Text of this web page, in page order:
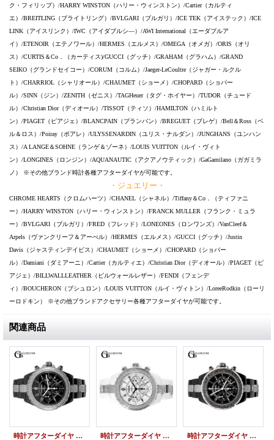
ク・フィリップ）/HARRY WINSTON（ハリー・ウィンストン）/Cartier（カルティ
エ）/BREITLING（ブライトリング）/BVLGARI（ブルガリ）/ICE TEK（アイステック）/ICE
LINK（アイスリンク）/IWC（アイダブルシ―）/AWI International（エーダブルア
イ）/ETENOIR（エテノワール）/HERMES（エルメス）/OMEGA（オメガ）/ORIS（オリ
ス）/CURTIS＆Co．（カーティス)/GUCCI（グッチ）/GRAHAM（グラハム）/GRAND
SEIKO（グランドセイコー）/CORUM（コルム）/Jaeger-LeCoultre（ジャガー・ルクル
ト）/CHARRIOL（シャリオール）/CHAUMET（ショーメ）/CHOPARD（ショパー
ル）/SINN（ジン）/ZENITH（ゼニス）/TAGHeuer（タグ・ホイヤー）/TUDOR（チュード
ル）/Christian Dior（ディオール）/TISSOT（ティソ）/HAMILTON（ハミルト
ン）/PIAGET（ピアジェ）/BLANCPAIN（ブランパン）/BREGUET（ブレゲ）/Bell＆Ross（ベ
ル＆ロス）/Poiray（ポアレ）/ULYSSENARDIN（ユリス・ナルダン）/JUNGHANS（ユンハン
ス）/A LANGE＆SOHNE（ランゲ＆ゾーネ）/LOUIS VUITTON（ルイ・ヴィト
ン）/LONGINES（ロンジン）/AQUANAUTIC（アクアノウティック）/GaGamilano（ガガミラ
ノ） ※その他ブランド時計各種アフターダイヤが可能です。
・ジュエリー・
CHROME HEARTS（クロムハーツ）/CHANEL（シャネル）/Tiffany＆Co．（ティファニ
ー）/HARRY WINSTON（ハリー・ウィンストン）/FRANCK MULLER（フランク・ミュラ
ー）/BVLGARI（ブルガリ）/FRED（フレッド）/LONEONES（ロンワンズ）/VanCleef＆
Arpels（ヴァンクリーフ＆アーぺル）/HERMES（エルメス）/GUCCI（グッチ）/Justin
Davis（ジャスティンデイビス）/CHAUMET（ショーメ）/CHOPARD（ショパー
ル）/Damiani（ダミアーニ）/Cartier（カルティエ）/Christian Dior（ディオール）/PIAGET（ピ
アジェ）/BILLWALLLEATHER（ビルウォールレザー）/FENDI（フェンデ
ィ）/BOUCHERON（ブシュロン）/LOUIS VUITTON（ルイ・ヴィトン）/LoreeRodkin（ローリ
ーロドキン） ※その他ブランドアクセサリー各種アフターダイヤが可能です。
関連商品
時計アフターダイヤ シャネル J12アフターダイヤ クロノ ベゼルダイヤ/ブレスダイヤ 時計アフターダイヤ シャネル J12アフターダイヤ クロノ ベゼルダイヤ/ブレスダイヤ 時計アフターダイヤ シャネル J12アフターダイヤ クロノ ブラックダイヤベゼル/ブレスダイヤ